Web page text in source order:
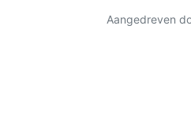
Aangedreven